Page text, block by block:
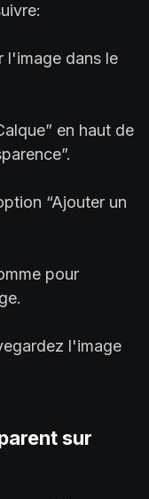
l'image dans le
en haut de
“Ajouter un
pour
l'image
sur